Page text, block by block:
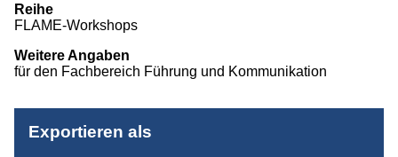
Projekte
Publikationen
Reihe
FLAME-Workshops
Weitere Angaben
für den Fachbereich Führung und Kommunikation
Exportieren als